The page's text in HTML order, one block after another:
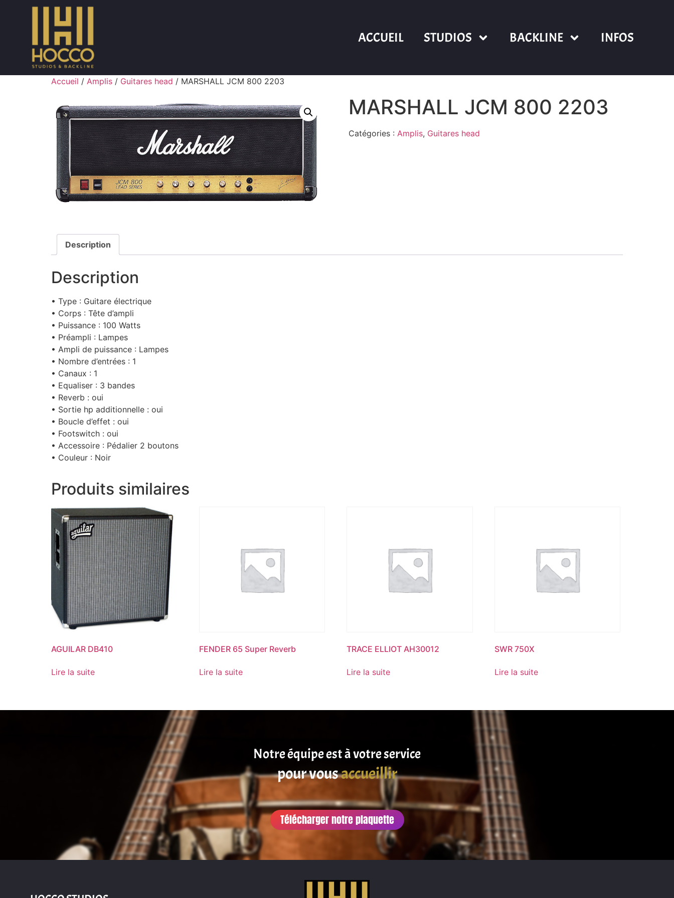
ACCUEIL STUDIOS BACKLINE INFOS
Accueil / Amplis / Guitares head / MARSHALL JCM 800 2203
MARSHALL JCM 800 2203
Catégories : Amplis, Guitares head
Description
Description
• Type : Guitare électrique
• Corps : Tête d’ampli
• Puissance : 100 Watts
• Préampli : Lampes
• Ampli de puissance : Lampes
• Nombre d’entrées : 1
• Canaux : 1
• Equaliser : 3 bandes
• Reverb : oui
• Sortie hp additionnelle : oui
• Boucle d’effet : oui
• Footswitch : oui
• Accessoire : Pédalier 2 boutons
• Couleur : Noir
Produits similaires
AGUILAR DB410
Lire la suite
FENDER 65 Super Reverb
Lire la suite
TRACE ELLIOT AH30012
Lire la suite
SWR 750X
Lire la suite
Notre équipe est à votre service
pour vous
accueillir
satisfaire
Télécharger notre plaquette